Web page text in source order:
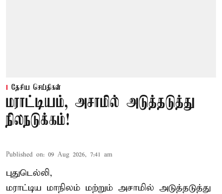
தேசிய செய்திகள்
மராட்டியம், அசாமில் அடுத்தடுத்து
நிலநடுக்கம்!
Published on: 09 Aug 2026, 7:41 am
புதுடெல்லி,
மராட்டிய மாநிலம் மற்றும் அசாமில் அடுத்தடுத்து